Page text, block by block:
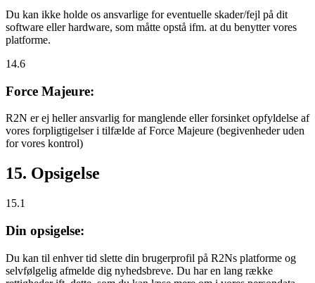
Du kan ikke holde os ansvarlige for eventuelle skader/fejl på dit
software eller hardware, som måtte opstå ifm. at du benytter vores
platforme.
14.6
Force Majeure:
R2N er ej heller ansvarlig for manglende eller forsinket opfyldelse af
vores forpligtigelser i tilfælde af Force Majeure (begivenheder uden
for vores kontrol)
15. Opsigelse
15.1
Din opsigelse:
Du kan til enhver tid slette din brugerprofil på R2Ns platforme og
selvfølgelig afmelde dig nyhedsbreve. Du har en lang række